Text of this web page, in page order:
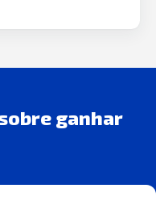
ganhar